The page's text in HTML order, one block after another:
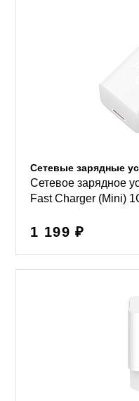
Сетевые зарядные
Сетевое зарядное
Fast Charger (Mini)
1 199 ₽